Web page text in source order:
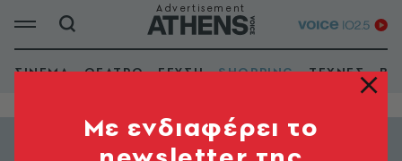
ΣΙΝΕΜΑ ΘΕΑΤΡΟ ΓΕΥΣΗ SHOPPING ΤΕΧΝΕΣ
Εμφάνιση φίλτρων
Mε ενδιαφέρει το